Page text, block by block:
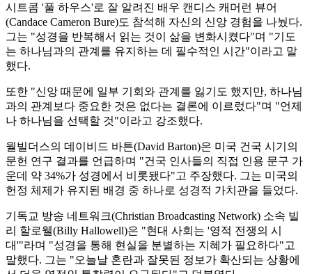
시트콤 '풀 하우스'로 잘 알려진 배우 캔디스 캐머런 뷰어
(Candace Cameron Bure)도 참석해 자신의 신앙 경험을 나눴다.
그는 "성경을 반복해서 읽는 것이 삶을 변화시켰다"며 "기도
는 하나님과의 관계를 유지하는 데 필수적인 시간"이라고 말
했다.
또한 "신앙 때문에 일부 기회와 관계를 잃기도 했지만, 하나님
과의 관계보다 중요한 것은 없다는 결론에 이르렀다"며 "언제
나 하나님을 선택할 것"이라고 강조했다.
월빌더스의 데이비드 바튼(David Barton)은 미국 건국 시기의
문헌 연구 결과를 언급하며 "건국 인사들의 직접 인용 문구 가
운데 약 34%가 성경에서 비롯됐다"고 주장했다. 그는 미국의
헌정 체제가 유지된 배경 중 하나로 성경적 가치관을 들었다.
기독교 방송 네트워크(Christian Broadcasting Network) 소속 빌
리 할로웰(Billy Hallowell)은 "현대 사회는 '영적 전쟁의 시
대'"라며 "성경을 통해 현실을 분별하는 지혜가 필요하다"고
말했다. 그는 "오늘날 혼란과 잘못된 정보가 확산되는 상황에